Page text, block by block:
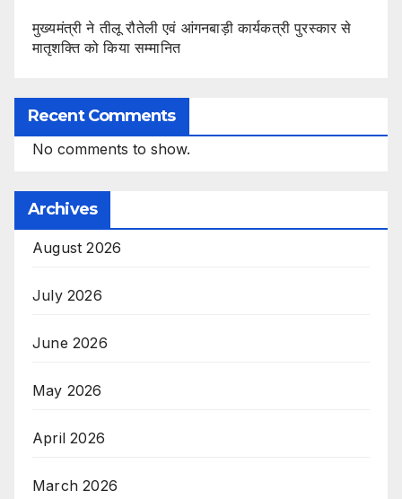
मुख्यमंत्री ने तीलू रौतेली एवं आंगनबाड़ी कार्यकत्री पुरस्कार से
मातृशक्ति को किया सम्मानित
Recent Comments
No comments to show.
Archives
August 2026
July 2026
June 2026
May 2026
April 2026
March 2026